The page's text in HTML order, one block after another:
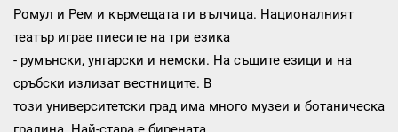
Ромул и Рем и кърмещата ги вълчица. Националният
театър играе пиесите на три езика
- румънски, унгарски и немски. На същите езици и на
сръбски излизат вестниците. В
този университетски град има много музеи и ботаническа